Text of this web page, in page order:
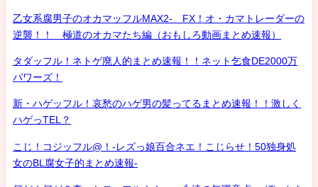
乙女系腐男子のオカマッフルMAX2- FX！オ・カマトレーダーの
逆襲！！ 極道のオカマたち編（おもしろ動画まとめ速報）
タダッフル！ネトゲ廃人的まとめ速報！！ネット乞食DE2000万
パワーズ！
新・ハゲッフル！哀愁のハゲ男の髪ってるまとめ速報！！激しく
ハゲっTEL？
こじ！コジッフル@！-レズっ娘百合ネエ！こじらせ！50独身処
女のBL腐女子的まとめ速報-